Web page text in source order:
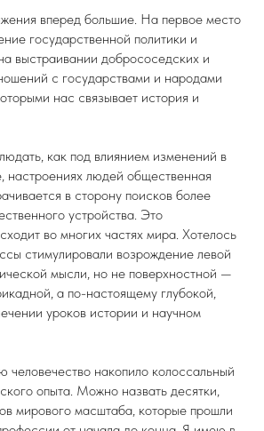
вперед большие. На первое место
государственной политики и
выстраивании добрососедских и
с государствами и народами
нас связывает история и
как под влиянием изменений в
настроениях людей общественная
в сторону поисков более
устройства. Это
во многих частях мира. Хотелось
стимулировали возрождение левой
мысли, но не поверхностной —
а по-настоящему глубокой,
уроков истории и научном
человечество накопило колоссальный
опыта. Можно назвать десятки,
мирового масштаба, которые прошли